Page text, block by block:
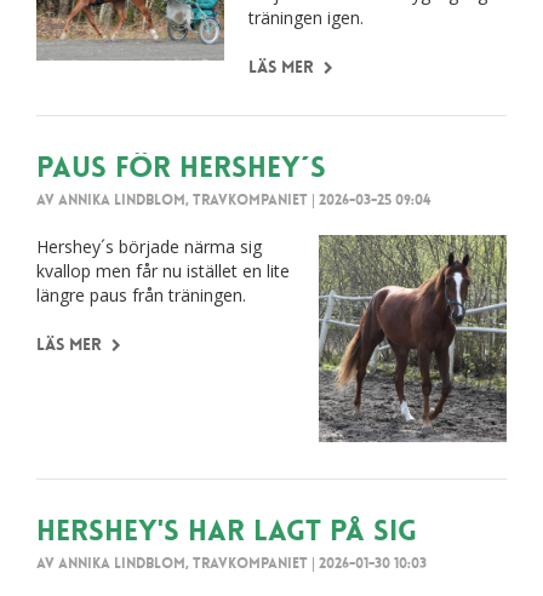
träningen igen.
Läs mer
Paus för Hershey´s
Av Annika Lindblom, Travkompaniet | 2026-03-25 09:04
Hershey´s började närma sig
kvallop men får nu istället en lite
längre paus från träningen.
Läs mer
Hershey's har lagt på sig
Av Annika Lindblom, Travkompaniet | 2026-01-30 10:03